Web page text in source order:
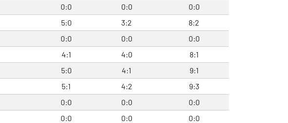
0:0 0:0
0:0
5:0 3:2
8:2
0:0 0:0
0:0
4:1 4:0
8:1
5:0 4:1
9:1
5:1 4:2
9:3
0:0 0:0
0:0
0:0 0:0
0:0